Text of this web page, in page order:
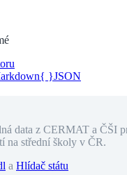
{ }JSON
data z CERMAT a ČŠI
na střední školy v ČR.
a Hlídač státu